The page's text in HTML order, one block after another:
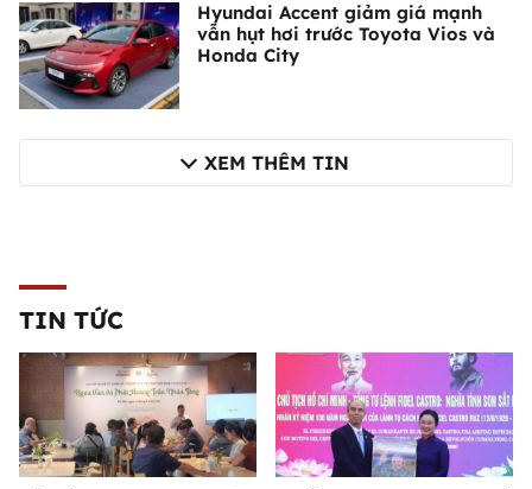
Hyundai Accent giảm giá mạnh
vẫn hụt hơi trước Toyota Vios và
Honda City
XEM THÊM TIN
TIN TỨC